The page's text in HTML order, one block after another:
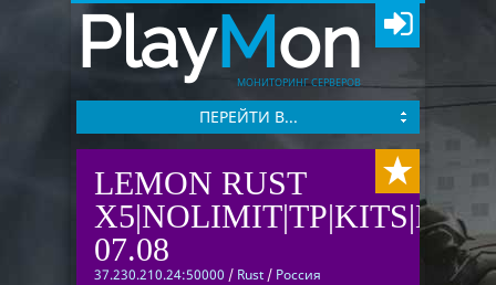
PlayMon
МОНИТОРИНГ СЕРВЕРОВ
ПЕРЕЙТИ В...
LEMON RUST
07.08
37.230.210.24:50000 / Rust / Россия